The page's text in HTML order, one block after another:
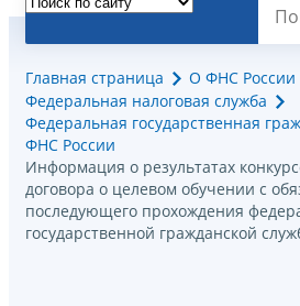
Главная страница
О ФНС России
Федеральная налоговая служба
Федеральная государственная
ФНС России
Информация о результатах
договора о целевом обучении с
последующего прохождения
государственной гражданской